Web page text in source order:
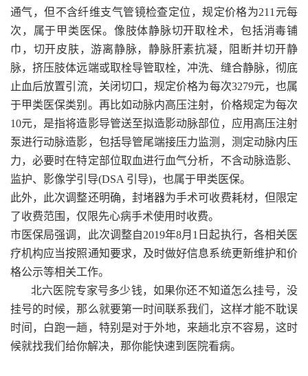
通气，但不含纤维支气管镜检查定位，规定价格为211元每
次，属于甲类医保。像肢体静脉切开取栓术，包括消毒铺
巾，切开皮肤，游离静脉，静脉肝素抗凝，阻断并切开静
脉，挤压肢体远端或取栓导管取栓，冲洗、缝合静脉，彻底
止血后放置引流，关闭切口，规定价格为每次3279元，也属
于甲类医保类别。再比如动脉内高压注射，价格规定为每次
10元，是指将造影导管送至拟造影动脉部位，应用高压注射
泵进行动脉造影，包括导管尾端接压力监测，测定动脉内压
力，必要时在特定部位取血进行血气分析，不含动脉造影、
监护、影像学引导(DSA 引导)，也属于甲类医保。
此外，此次调整还明确，封堵器为手术可收费耗材，但限定
了收费范围，仅限先心病手术使用时收费。
市医保局强调，此次调整自2019年8月1日起执行，各相关医
疗机构应当按照通知要求，及时做好信息系统更新维护和价
格公示等相关工作。
北六医院专家号多少钱，如果你还不知道怎么挂号，没
挂号的时候，那么就要第一时间联系我们，这样才能不耽误
时间，白跑一趟，特别是对于外地，来趟北京不容易，这时
候就找我们给你解决，那你能快速到医院看病。